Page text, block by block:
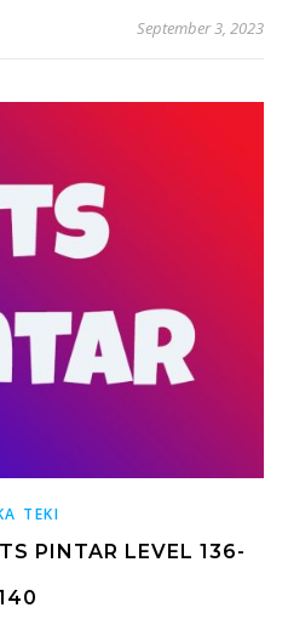
September 3, 2023
TEKI
PINTAR LEVEL 136-